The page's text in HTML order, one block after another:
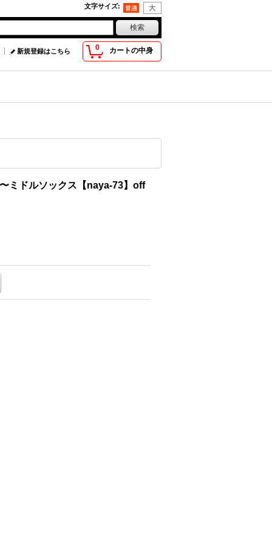
文字サイズ:
0 カートの中身
新規登録はこちら
ミドルソックス【naya-73】off